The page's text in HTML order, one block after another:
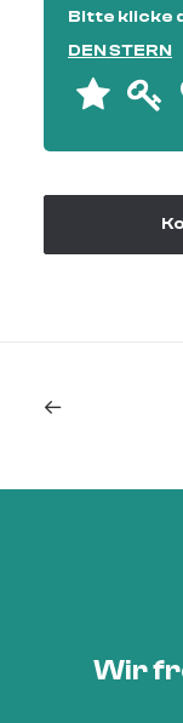
Bitte klicke
DEN STERN
Wir